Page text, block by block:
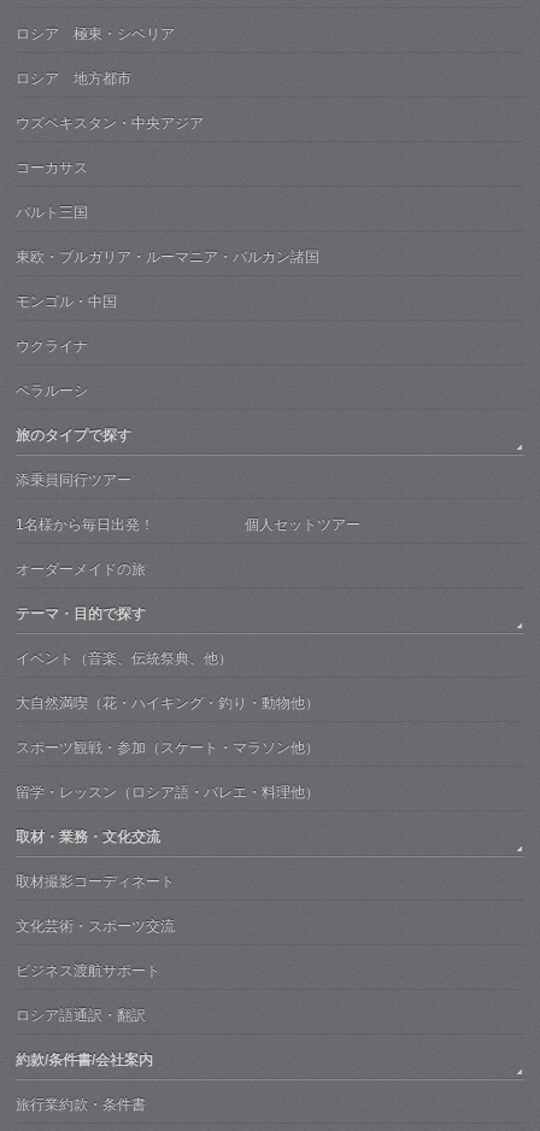
ロシア 極東・シベリア
ロシア 地方都市
ウズベキスタン・中央アジア
コーカサス
バルト三国
東欧・ブルガリア・ルーマニア・バルカン諸国
モンゴル・中国
ウクライナ
ベラルーシ
旅のタイプで探す
添乗員同行ツアー
1名様から毎日出発！ 個人セットツアー
オーダーメイドの旅
テーマ・目的で探す
イベント（音楽、伝統祭典、他）
大自然満喫（花・ハイキング・釣り・動物他）
スポーツ観戦・参加（スケート・マラソン他）
留学・レッスン（ロシア語・バレエ・料理他）
取材・業務・文化交流
取材撮影コーディネート
文化芸術・スポーツ交流
ビジネス渡航サポート
ロシア語通訳・翻訳
約款/条件書/会社案内
旅行業約款・条件書